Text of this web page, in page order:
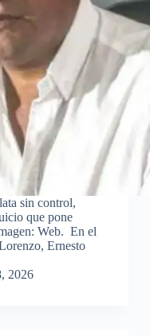
sin control,
que pone
Web. En el
Ernesto
2026